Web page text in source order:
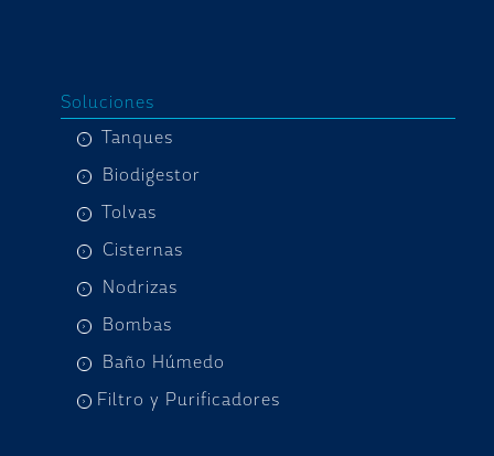
Soluciones
Tanques
Biodigestor
Tolvas
Cisternas
Nodrizas
Bombas
Baño Húmedo
Filtro y Purificadores